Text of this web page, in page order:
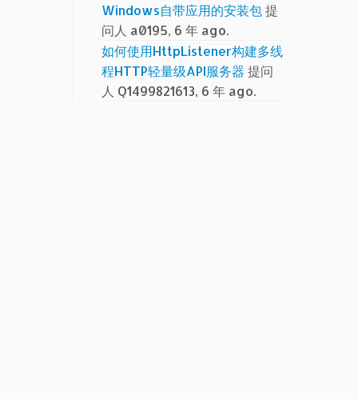
Windows自带应用的安装包提
问人 a0195, 6 年 ago.
如何使用HttpListener构建多线
程HTTP轻量级API服务器 提问
人 Q1499821613, 6 年 ago.